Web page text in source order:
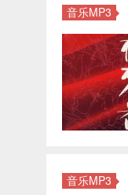
音乐MP3
音乐MP3